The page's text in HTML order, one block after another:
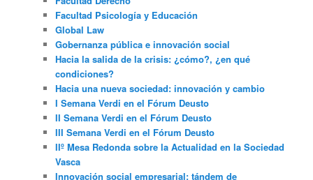
Facultad Psicología y Educación
Global Law
Gobernanza pública e innovación social
Hacia la salida de la crisis: ¿cómo?, ¿en qué
condiciones?
Hacia una nueva sociedad: innovación y cambio
I Semana Verdi en el Fórum Deusto
II Semana Verdi en el Fórum Deusto
III Semana Verdi en el Fórum Deusto
IIº Mesa Redonda sobre la Actualidad en la Sociedad
Vasca
Innovación social empresarial: tándem de